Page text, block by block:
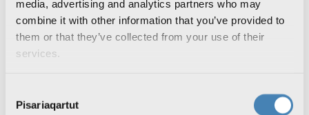
media, advertising and analytics partners who may
combine it with other information that you’ve provided to
them or that they’ve collected from your use of their
services.
Selection
Pisariaqartut
Nutaarsiassat atuakkit
Qanorooq nutaaneq isiginnaaruk
Radioaviisi nutaaneq tusarnaaruk
Inatsisartunut qinersineq #IQ2025
KNR2 isiginnaaruk